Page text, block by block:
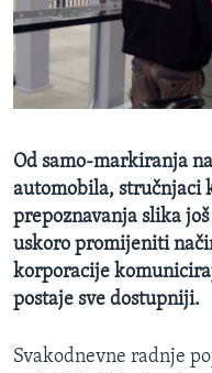
MAGAZIN
O GLASU AMERIKE
PRATITE NAS
Jezici
Od samo-markiranja
automobila, stručnjaci
prepoznavanja slika
uskoro promijeniti
korporacije
postaje sve dostupniji.
Svakodnevne radnje